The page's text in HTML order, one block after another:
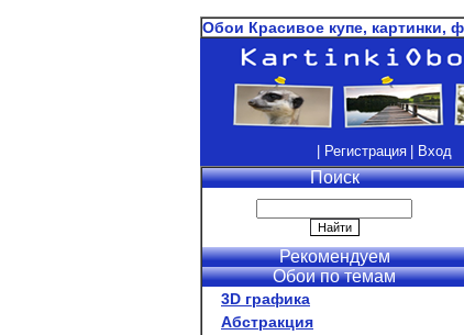
Обои Красивое купе, картинки,
| Регистрация | Вход
Поиск
Рекомендуем
Обои по темам
3D графика
Абстракция